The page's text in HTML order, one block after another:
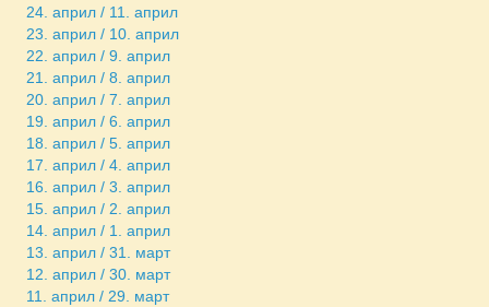
24. април / 11. април
23. април / 10. април
22. април / 9. април
21. април / 8. април
20. април / 7. април
19. април / 6. април
18. април / 5. април
17. април / 4. април
16. април / 3. април
15. април / 2. април
14. април / 1. април
13. април / 31. март
12. април / 30. март
11. април / 29. март